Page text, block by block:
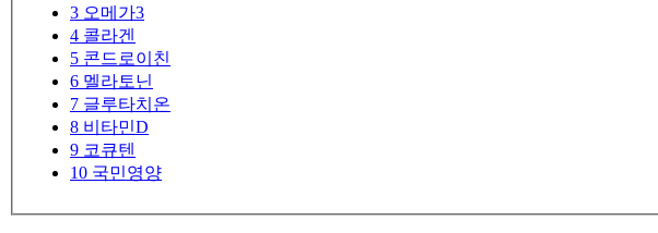
3 오메가3
4 콜라겐
5 콘드로이친
6 멜라토닌
7 글루타치온
8 비타민D
9 코큐텐
10 국민영양